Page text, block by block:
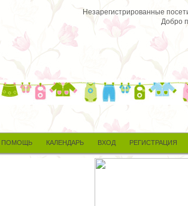
Незарегистрированные
Добро
ПОМОЩЬ КАЛЕНДАРЬ ВХОД РЕГИСТРАЦИЯ